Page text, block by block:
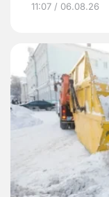
11:07 / 06.08.26